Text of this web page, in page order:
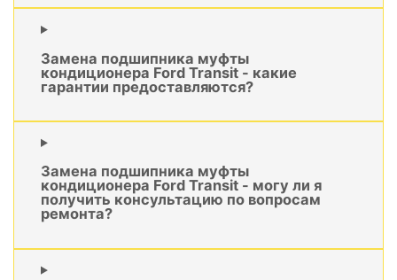
Замена подшипника муфты
кондиционера Ford Transit - какие
гарантии предоставляются?
Замена подшипника муфты
кондиционера Ford Transit - могу ли я
получить консультацию по вопросам
ремонта?